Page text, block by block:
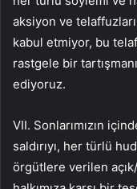
aksiyon ve
kabul etmiyor, bu
rastgele bir
ediyoruz.
VII. Sonlarımızın
saldırıyı, her türlü
örgütlere verilen